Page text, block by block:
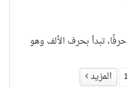
الحروف العربية الهجائية وعددها 28 حرفًا، تبدأ بحرف الألف وهو
المزيد